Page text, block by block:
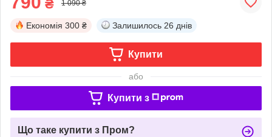
₴ 1 090 ₴
Економія 300 ₴ Залишилось 26 днів
Купити
або
Купити з
Що таке купити з Пром?